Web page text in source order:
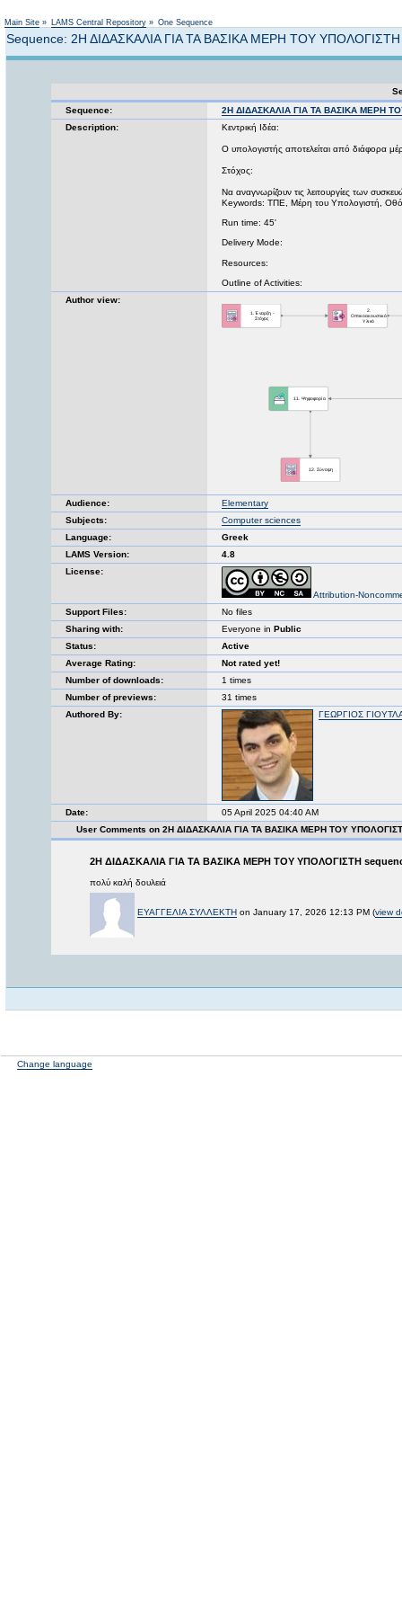
Main Site » LAMS Central Repository » One Sequence
Sequence: 2Η ΔΙΔΑΣΚΑΛΙΑ ΓΙΑ ΤΑ ΒΑΣΙΚΑ ΜΕΡΗ ΤΟΥ ΥΠΟΛΟΓΙΣΤΗ
Sequence:
2Η ΔΙΔΑΣΚΑΛΙΑ ΓΙΑ ΤΑ ΒΑΣΙΚΑ ΜΕΡΗ
Description:
Κεντρική Ιδέα:
Ο υπολογιστής αποτελείται από διάφορα
Στόχος:
Να αναγνωρίζουν τις λειτουργίες των
Keywords: ΤΠΕ, Μέρη του Υπολογιστή,
Run time: 45'
Delivery Mode:
Resources:
Outline of Activities:
Author view:
Audience:
Elementary
Subjects:
Computer sciences
Language:
Greek
LAMS Version:
4.8
License:
Attribution-
Support Files:
No files
Sharing with:
Everyone in Public
Status:
Active
Average Rating:
Not rated yet!
Number of downloads:
1 times
Number of previews:
31 times
Authored By:
ΓΕΩΡΓΙΟΣ
Date:
05 April 2025 04:40 AM
User Comments on 2Η ΔΙΔΑΣΚΑΛΙΑ ΓΙΑ ΤΑ ΒΑΣΙΚΑ ΜΕΡΗ ΤΟΥ
2Η ΔΙΔΑΣΚΑΛΙΑ ΓΙΑ ΤΑ ΒΑΣΙΚΑ ΜΕΡΗ ΤΟΥ ΥΠΟΛΟΓΙΣΤΗ
πολύ καλή δουλειά
ΕΥΑΓΓΕΛΙΑ ΣΥΛΛΕΚΤΗ on January 17, 2026 12:13 PM (view
Change language